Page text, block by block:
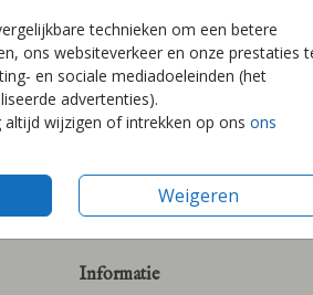
technieken om een betere
ons websiteverkeer en onze prestaties
en sociale mediadoeleinden (het
advertenties).
wijzigen of intrekken op ons ons
Weigeren
Informatie